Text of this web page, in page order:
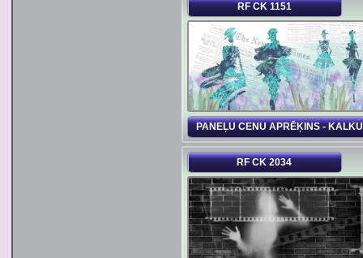
RF CK 1151
PANEĻU CENU APRĒĶINS -
RF CK 2034